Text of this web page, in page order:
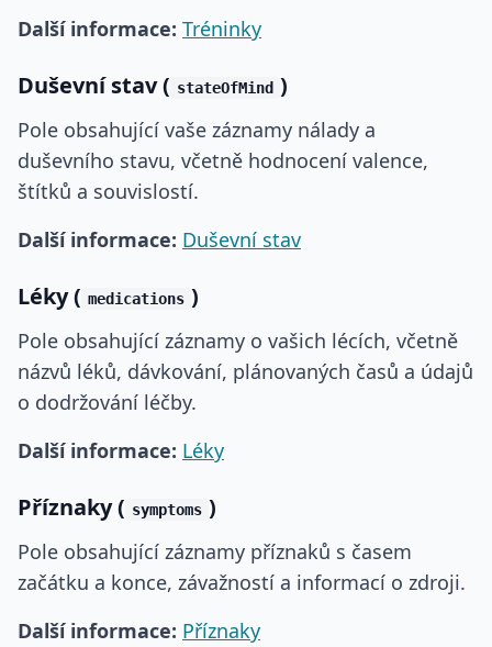
Další informace: Tréninky
Duševní stav ( stateOfMind )
Pole obsahující vaše záznamy nálady a
duševního stavu, včetně hodnocení valence,
štítků a souvislostí.
Další informace: Duševní stav
Léky ( medications )
Pole obsahující záznamy o vašich lécích, včetně
názvů léků, dávkování, plánovaných časů a údajů
o dodržování léčby.
Další informace: Léky
Příznaky ( symptoms )
Pole obsahující záznamy příznaků s časem
začátku a konce, závažností a informací o zdroji.
Další informace: Příznaky